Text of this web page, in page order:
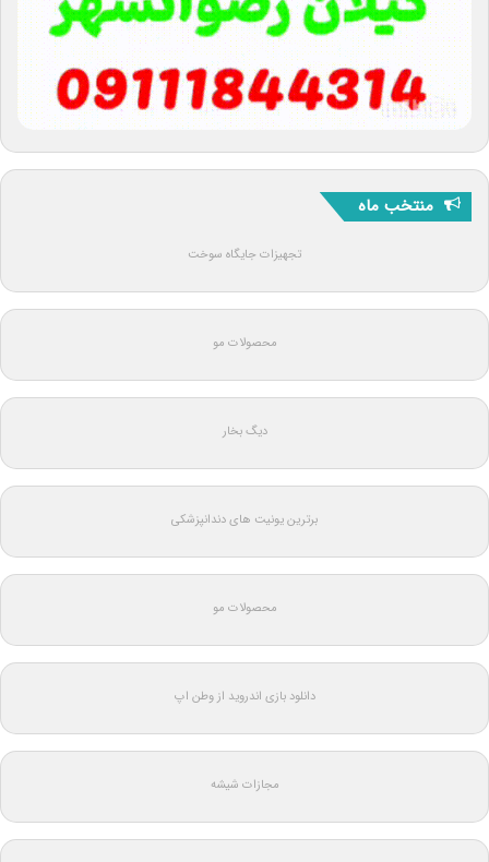
منتخب ماه
تجهیزات جایگاه سوخت
محصولات مو
دیگ بخار
برترین یونیت های دندانپزشکی
محصولات مو
دانلود بازی اندروید از وطن اپ
مجازات شیشه